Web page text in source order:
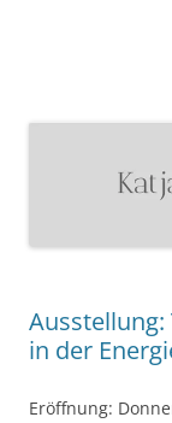
in der
Eröffnung: